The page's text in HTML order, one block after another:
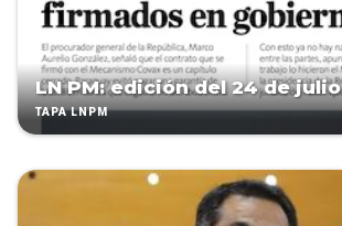
LN PM: edición del 24 de julio
TAPA LNPM